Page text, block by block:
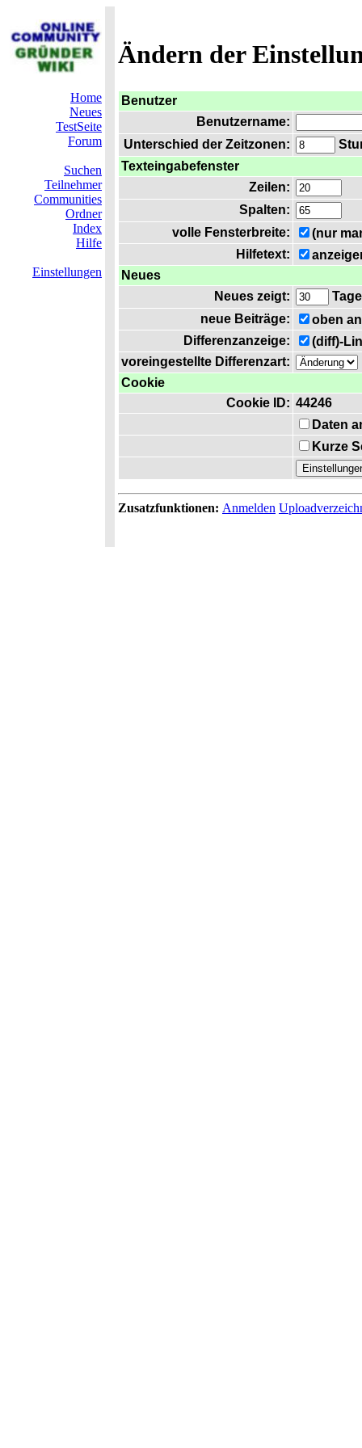
Ändern der
Home
Neues
TestSeite
Forum
Suchen
Teilnehmer
Communities
Ordner
Index
Hilfe
Einstellungen
Benutzer
Benutzername:
Unterschied der Zeitzonen:
Texteingabefenster
Zeilen:
Spalten:
volle Fensterbreite:
(nur
Hilfetext:
Neues
Neues zeigt:
Tage
neue Beiträge:
oben
Differenzanzeige:
(diff)-
voreingestellte Differenzart:
Cookie
Cookie ID: 44246
Daten
Kurze
Zusatzfunktionen: Anmelden